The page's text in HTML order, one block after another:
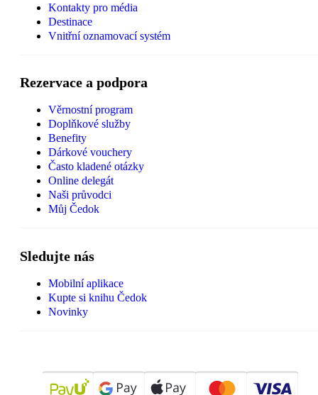
Kontakty pro média
Destinace
Vnitřní oznamovací systém
Rezervace a podpora
Věrnostní program
Doplňkové služby
Benefity
Dárkové vouchery
Často kladené otázky
Online delegát
Naši průvodci
Můj Čedok
Sledujte nás
Mobilní aplikace
Kupte si knihu Čedok
Novinky